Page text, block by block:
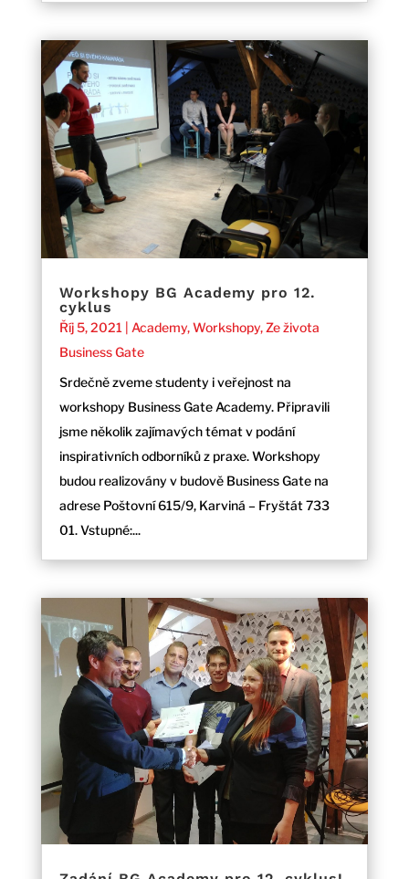
Workshopy BG Academy pro 12.
cyklus
Říj 5, 2021 | Academy,Workshopy,Ze života
Business Gate
Srdečně zveme studenty i veřejnost na
workshopy Business Gate Academy. Připravili
jsme několik zajímavých témat v podání
inspirativních odborníků z praxe. Workshopy
budou realizovány v budově Business Gate na
adrese Poštovní 615/9, Karviná – Fryštát 733
01. Vstupné:...